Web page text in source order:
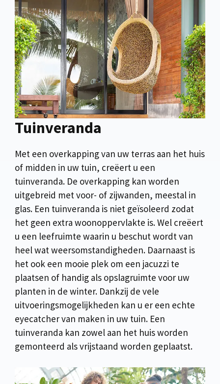
Tuinveranda
Met een overkapping van uw terras aan het huis
of midden in uw tuin, creëert u een
tuinveranda. De overkapping kan worden
uitgebreid met voor- of zijwanden, meestal in
glas. Een tuinveranda is niet geïsoleerd zodat
het geen extra woonoppervlakte is. Wel creëert
u een leefruimte waarin u beschut wordt van
heel wat weersomstandigheden. Daarnaast is
het ook een mooie plek om een jacuzzi te
plaatsen of handig als opslagruimte voor uw
planten in de winter. Dankzij de vele
uitvoeringsmogelijkheden kan u er een echte
eyecatcher van maken in uw tuin. Een
tuinveranda kan zowel aan het huis worden
gemonteerd als vrijstaand worden geplaatst.